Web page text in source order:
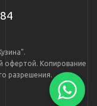
офертой. Копирование
разрешения.